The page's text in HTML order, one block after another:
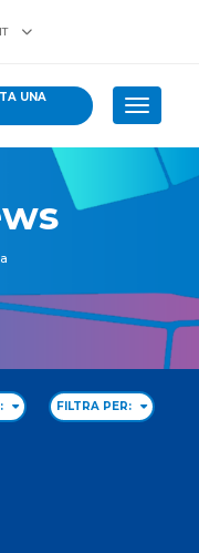
IT
UNA
Toggle
FILTRA PER: